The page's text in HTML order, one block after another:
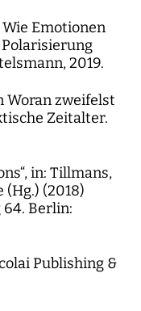
Emotionen
2019.
Woran zweifelst
Zeitalter.
in: Tillmans,
(2018)
Berlin:
Publishing &